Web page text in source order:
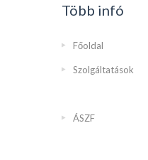
Több infó
Főoldal
Szolgáltatások
ÁSZF